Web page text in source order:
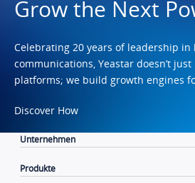
Grow the Next
Celebrating 20 years of leadership in
communications, Yeastar doesn’t
platforms; we build growth engines
Discover How
Unternehmen
Produkte